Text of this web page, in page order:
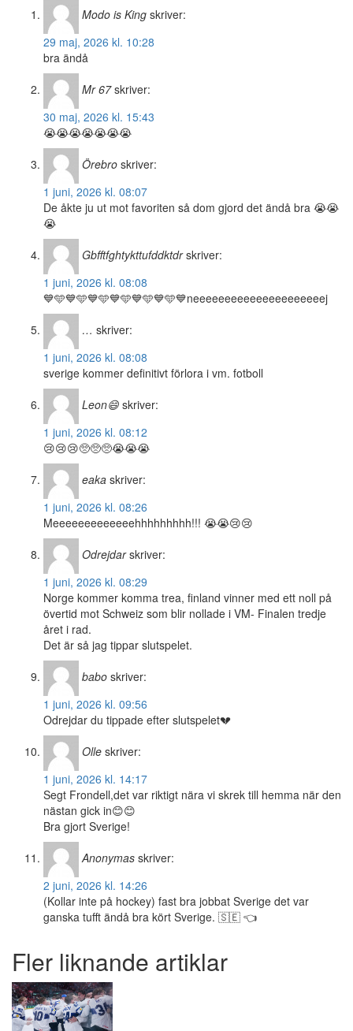
Modo is King skriver:
29 maj, 2026 kl. 10:28
bra ändå
Mr 67 skriver:
30 maj, 2026 kl. 15:43
😭😭😭😭😭😭😭
Örebro skriver:
1 juni, 2026 kl. 08:07
De åkte ju ut mot favoriten så dom gjord det ändå bra 😭😭
😭
Gbfftfghtykttufddktdr skriver:
1 juni, 2026 kl. 08:08
💙🩵💙🩵💙🩵💙🩵💙🩵💙🩵💙neeeeeeeeeeeeeeeeeeeeej
… skriver:
1 juni, 2026 kl. 08:08
sverige kommer definitivt förlora i vm. fotboll
Leon😄 skriver:
1 juni, 2026 kl. 08:12
😢😢😢🥺🥺🥺😭😭😭
eaka skriver:
1 juni, 2026 kl. 08:26
Meeeeeeeeeeeeehhhhhhhhh!!! 😭😭😢😢
Odrejdar skriver:
1 juni, 2026 kl. 08:29
Norge kommer komma trea, finland vinner med ett noll på
övertid mot Schweiz som blir nollade i VM- Finalen tredje
året i rad.
Det är så jag tippar slutspelet.
babo skriver:
1 juni, 2026 kl. 09:56
Odrejdar du tippade efter slutspelet💔
Olle skriver:
1 juni, 2026 kl. 14:17
Segt Frondell,det var riktigt nära vi skrek till hemma när den
nästan gick in😊😊
Bra gjort Sverige!
Anonymas skriver:
2 juni, 2026 kl. 14:26
(Kollar inte på hockey) fast bra jobbat Sverige det var
ganska tufft ändå bra kört Sverige. 🇸🇪 👈
Fler liknande artiklar